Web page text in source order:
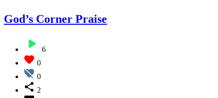
God’s Corner Praise
6
0
0
2